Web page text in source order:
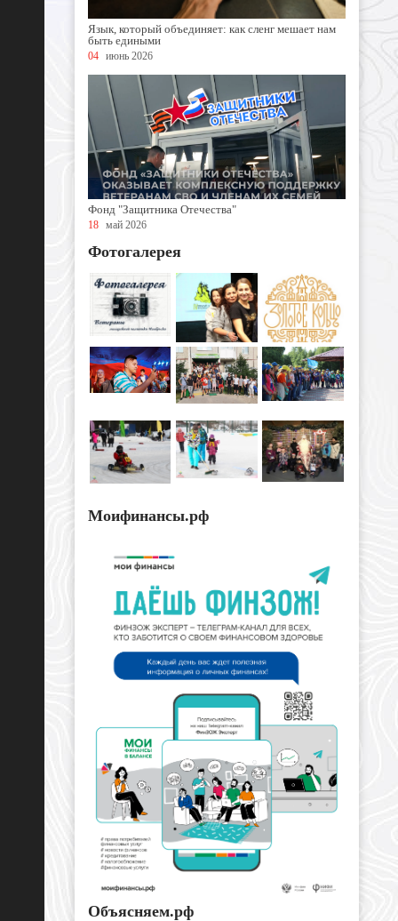
Язык, который объединяет: как сленг мешает нам
быть едиными
04 июнь 2026
Фонд "Защитника Отечества"
18 май 2026
Фотогалерея
Моифинансы.рф
Объясняем.рф